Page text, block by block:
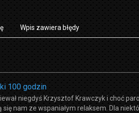
Wpis zawiera błędy
100 godzin
niegdyś Krzysztof Krawczyk i choć
nam ze wspaniałym relaksem. Dla